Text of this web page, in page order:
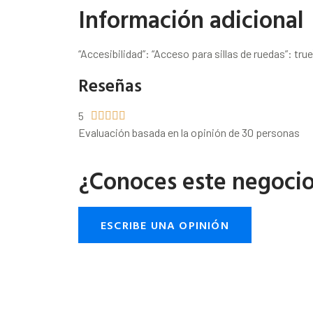
Información adicional
“Accesibilidad”: “Acceso para sillas de ruedas”:
Reseñas
5     
Evaluación basada en la opinión de 30 personas
¿Conoces este
ESCRIBE UNA OPINIÓN